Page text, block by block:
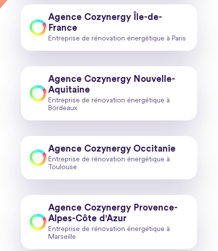
Agence Cozynergy Île-de-
France
Entreprise de rénovation énergétique à Paris
Agence Cozynergy Nouvelle-
Aquitaine
Entreprise de rénovation énergétique à
Bordeaux
Agence Cozynergy Occitanie
Entreprise de rénovation énergétique à
Toulouse
Agence Cozynergy Provence-
Alpes-Côte d'Azur
Entreprise de rénovation énergétique à
Marseille